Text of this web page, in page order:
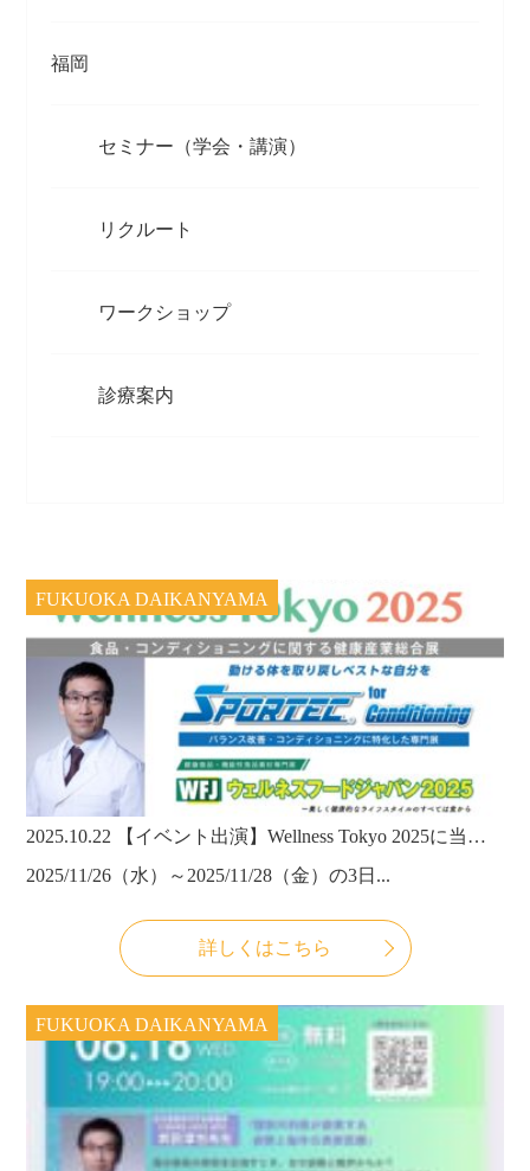
福岡
セミナー（学会・講演）
リクルート
ワークショップ
診療案内
FUKUOKA DAIKANYAMA
2025.10.22
【イベント出演】Wellness Tokyo 2025に当法人の理事長・武田淳也医師が登壇！
2025/11/26（水）～2025/11/28（金）の3日...
詳しくはこちら
FUKUOKA DAIKANYAMA